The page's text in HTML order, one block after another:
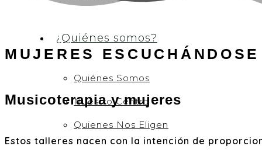
¿Quiénes somos?
Quiénes Somos
Nuestro Centro
Quienes Nos Eligen
MUJERES ESCUCHÁNDOSE
Musicoterapia y mujeres
Estos talleres nacen con la intención de